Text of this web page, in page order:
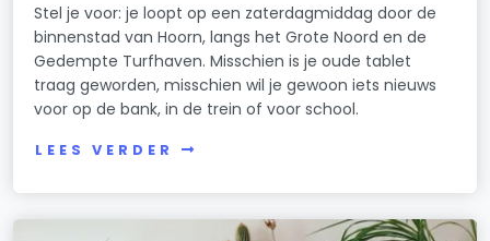
Stel je voor: je loopt op een zaterdagmiddag door de
binnenstad van Hoorn, langs het Grote Noord en de
Gedempte Turfhaven. Misschien is je oude tablet
traag geworden, misschien wil je gewoon iets nieuws
voor op de bank, in de trein of voor school.
LEES VERDER